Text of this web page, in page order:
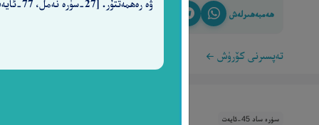
ۋە رەھمەتتۇر. [27-سۈرە نەمل، 77-ئايەت]
ھەمبەھىرلەش
تەپسىرنى كۆرۈش
سۈرە ساد 45-ئايەت